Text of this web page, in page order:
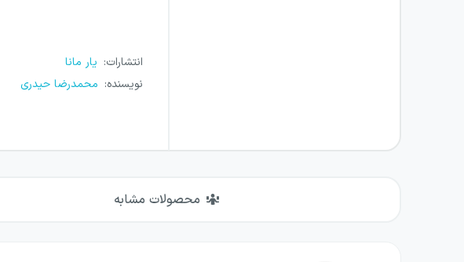
انتشارات: یار مانا
نویسنده: محمدرضا حیدری
محصولات مشابه